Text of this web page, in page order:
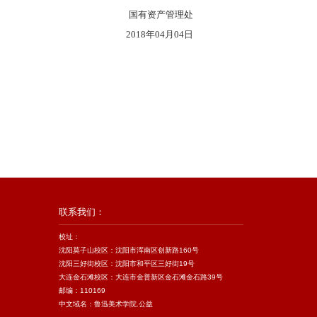
国有资产管理处
2018年04月04日
联系我们：
校址：
沈阳莫子山校区：沈阳市浑南区创新路160号
沈阳三好街校区：沈阳市和平区三好街19号
大连金石滩校区：大连市金普新区金石滩金石路39号
邮编：110169
中文域名：鲁迅美术学院.公益